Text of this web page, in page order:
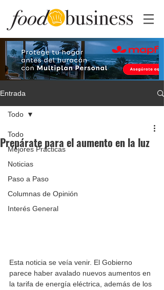
Entrada
Todo
Mejores Prácticas
Noticias
Paso a Paso
Columnas de Opinión
Interés General
Todo
Prepárate para el aumento en la luz
Esta noticia se veía venir. El Gobierno
parece haber avalado nuevos aumentos en
la tarifa de energía eléctrica, además de los